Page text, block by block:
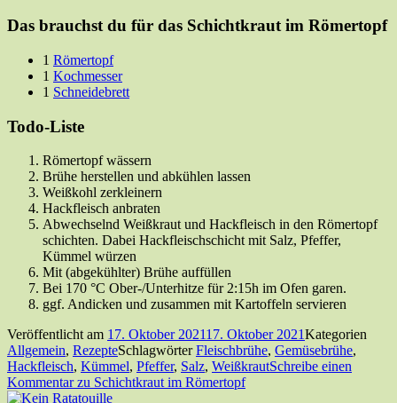
Das brauchst du für das Schichtkraut im Römertopf
1 Römertopf
1 Kochmesser
1 Schneidebrett
Todo-Liste
Römertopf wässern
Brühe herstellen und abkühlen lassen
Weißkohl zerkleinern
Hackfleisch anbraten
Abwechselnd Weißkraut und Hackfleisch in den Römertopf
schichten. Dabei Hackfleischschicht mit Salz, Pfeffer,
Kümmel würzen
Mit (abgekühlter) Brühe auffüllen
Bei 170 °C Ober-/Unterhitze für 2:15h im Ofen garen.
ggf. Andicken und zusammen mit Kartoffeln servieren
Veröffentlicht am 17. Oktober 202117. Oktober 2021Kategorien
Allgemein, RezepteSchlagwörterFleischbrühe, Gemüsebrühe,
Hackfleisch, Kümmel, Pfeffer, Salz, WeißkrautSchreibe einen
Kommentarzu Schichtkraut im Römertopf